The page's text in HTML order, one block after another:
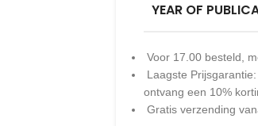
YEAR OF
Voor 17.00 besteld,
Laagste
ontvang een 10%
Gratis verzending